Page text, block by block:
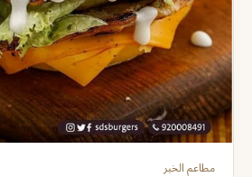
مطاعم الخبر